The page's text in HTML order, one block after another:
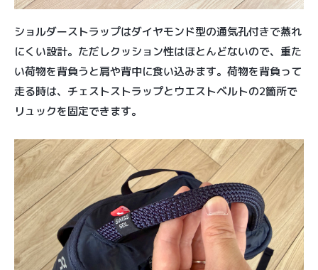
ショルダーストラップはダイヤモンド型の通気孔付きで蒸れ
にくい設計。ただしクッション性はほとんどないので、重た
い荷物を背負うと肩や背中に食い込みます。荷物を背負って
走る時は、チェストストラップとウエストベルトの2箇所で
リュックを固定できます。